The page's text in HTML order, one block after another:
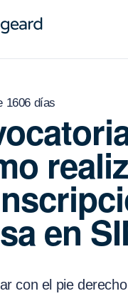
1606 días
en
con el pie